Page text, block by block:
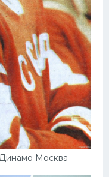
Москва